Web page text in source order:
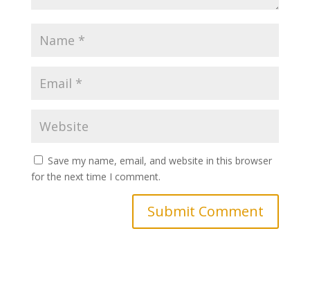
Save my name, email, and website in this browser
for the next time I comment.